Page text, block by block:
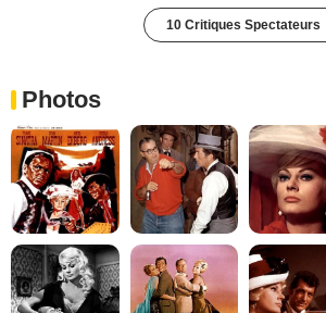
10 Critiques Spectateurs
Photos